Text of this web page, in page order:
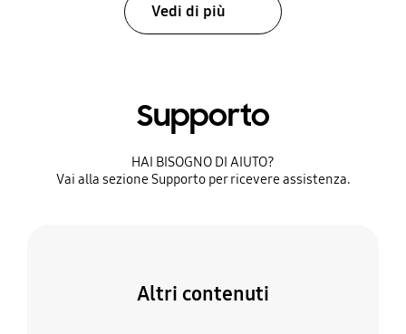
Vedi di più
Supporto
HAI BISOGNO DI AIUTO?​
Vai alla sezione Supporto per ricevere assistenza.​
Altri contenuti